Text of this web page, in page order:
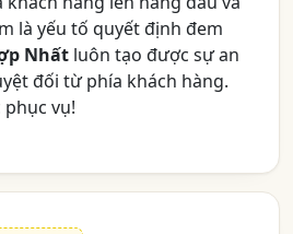
là yếu tố quyết định đem
Nhất luôn tạo được sự an
đối từ phía khách hàng.
vụ!